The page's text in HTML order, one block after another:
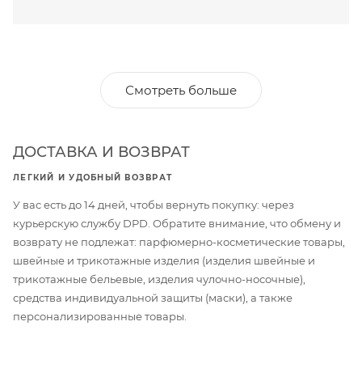
Смотреть больше
ДОСТАВКА И ВОЗВРАТ
ЛЕГКИЙ И УДОБНЫЙ ВОЗВРАТ
У вас есть до 14 дней, чтобы вернуть покупку: через
курьерскую службу DPD. Обратите внимание, что обмену и
возврату не подлежат: парфюмерно-косметические товары,
швейные и трикотажные изделия (изделия швейные и
трикотажные бельевые, изделия чулочно-носочные),
средства индивидуальной защиты (маски), а также
персонализированные товары.